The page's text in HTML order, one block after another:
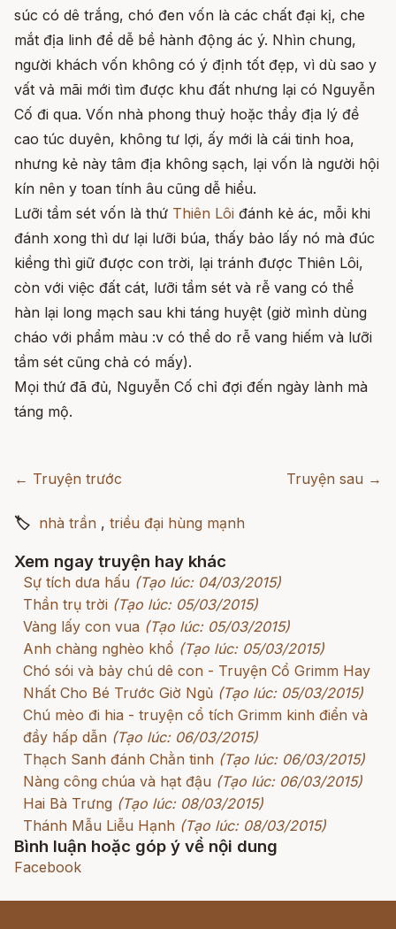
súc có dê trắng, chó đen vốn là các chất đại kị, che
mắt địa linh để dễ bề hành động ác ý. Nhìn chung,
người khách vốn không có ý định tốt đẹp, vì dù sao y
vất vả mãi mới tìm được khu đất nhưng lại có Nguyễn
Cố đi qua. Vốn nhà phong thuỷ hoặc thầy địa lý đề
cao túc duyên, không tư lợi, ấy mới là cái tinh hoa,
nhưng kẻ này tâm địa không sạch, lại vốn là người hội
kín nên y toan tính âu cũng dễ hiểu.
Lưỡi tầm sét vốn là thứ Thiên Lôi đánh kẻ ác, mỗi khi
đánh xong thì dư lại lưỡi búa, thấy bảo lấy nó mà đúc
kiềng thì giữ được con trời, lại tránh được Thiên Lôi,
còn với việc đất cát, lưỡi tầm sét và rễ vang có thể
hàn lại long mạch sau khi táng huyệt (giờ mình dùng
cháo với phẩm màu :v có thể do rễ vang hiếm và lưỡi
tầm sét cũng chả có mấy).
Mọi thứ đã đủ, Nguyễn Cố chỉ đợi đến ngày lành mà
táng mộ.
← Truyện trước Truyện sau →
🏷 nhà trần , triều đại hùng mạnh
Xem ngay truyện hay khác
Sự tích dưa hấu (Tạo lúc: 04/03/2015)
Thần trụ trời (Tạo lúc: 05/03/2015)
Vàng lấy con vua (Tạo lúc: 05/03/2015)
Anh chàng nghèo khổ (Tạo lúc: 05/03/2015)
Chó sói và bảy chú dê con - Truyện Cổ Grimm Hay
Nhất Cho Bé Trước Giờ Ngủ (Tạo lúc: 05/03/2015)
Chú mèo đi hia - truyện cổ tích Grimm kinh điển và
đầy hấp dẫn (Tạo lúc: 06/03/2015)
Thạch Sanh đánh Chằn tinh (Tạo lúc: 06/03/2015)
Nàng công chúa và hạt đậu (Tạo lúc: 06/03/2015)
Hai Bà Trưng (Tạo lúc: 08/03/2015)
Thánh Mẫu Liễu Hạnh (Tạo lúc: 08/03/2015)
Bình luận hoặc góp ý về nội dung
Facebook